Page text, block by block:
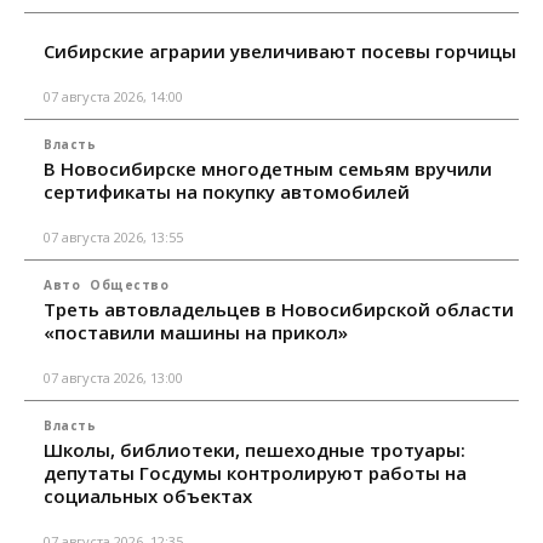
Сибирские аграрии увеличивают посевы горчицы
07 августа 2026, 14:00
Власть
В Новосибирске многодетным семьям вручили
сертификаты на покупку автомобилей
07 августа 2026, 13:55
Авто Общество
Треть автовладельцев в Новосибирской области
«поставили машины на прикол»
07 августа 2026, 13:00
Власть
Школы, библиотеки, пешеходные тротуары:
депутаты Госдумы контролируют работы на
социальных объектах